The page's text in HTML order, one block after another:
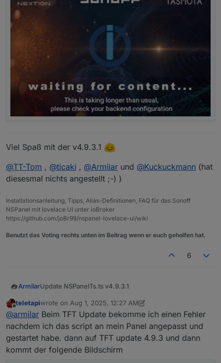
Viel Spaß mit der v4.9.3.1
@TT-Tom , @ticaki , @Armilar und @Kuckuckmann (hat
diesesmal nichts angestellt ;-) )
Installationsanleitung, Tipps, Alias-Definitionen, FAQ für das Sonoff
NSPanel mit lovelace UI unter ioBroker
https://github.com/joBr99/nspanel-lovelace-ui/wiki
Benutzt das Voting rechts unten im Beitrag wenn er euch geholfen hat.
6
ArmilarUpdate NSPanelTs.ts v4.9.3.1
Für den Fall, dass bereits jemand den Beta JS-Adapter
9.0.11 benutzen möchte, gibt es jetzt von unserer Seite
ein "Go"...
Das Skript ist auf die neue Version des JavaSkript-
Adapters v.9.0.11 (wieder mal restriktiver geworden,
@ticaki
hat's gestern mal final angepasst) abgestimmt
und funktioniert bei uns allen auch fehlerfrei. Es
funktioniert jedoch ebenfalls mit der aktuellen stable
Online
teletapiwrote on Aug 1, 2025, 12:27 AM
last edited by teletapiAug 1, 2025, 2:33 AM
@armilar Beim TFT Update bekomme ich einen Fehler
nachdem ich das script an mein Panel angepasst und
gestartet habe. dann auf TFT update 4.9.3 und dann
kommt der folgende Bildschirm